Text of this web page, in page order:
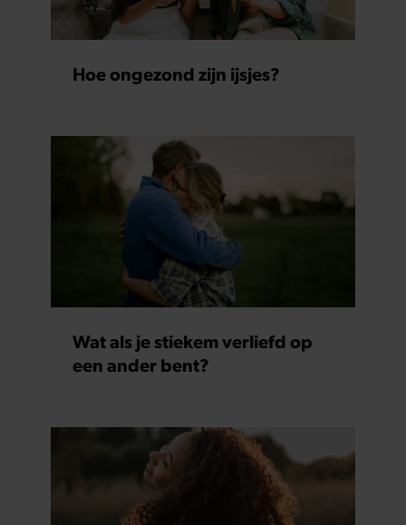
Hoe ongezond zijn ijsjes?
Wat als je stiekem verliefd op
een ander bent?